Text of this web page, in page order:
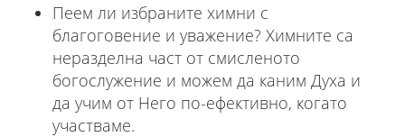
Пеем ли избраните химни с
благоговение и уважение? Химните са
неразделна част от смисленото
богослужение и можем да каним Духа и
да учим от Него по-ефективно, когато
участваме.